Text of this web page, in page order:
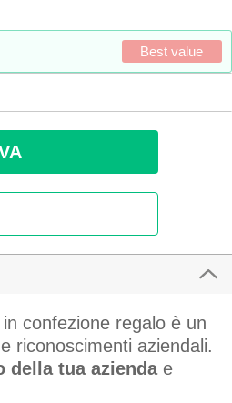
Best value
in confezione regalo è un
riconoscimenti aziendali.
della tua aziendae